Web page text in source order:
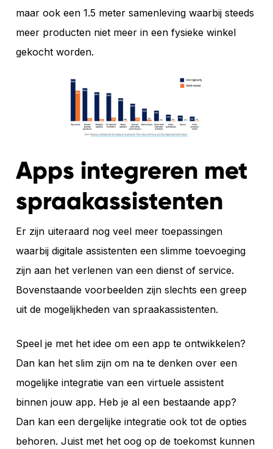
maar ook een 1.5 meter samenleving waarbij steeds
meer producten niet meer in een fysieke winkel
gekocht worden.
Apps integreren met
spraakassistenten
Er zijn uiteraard nog veel meer toepassingen
waarbij digitale assistenten een slimme toevoeging
zijn aan het verlenen van een dienst of service.
Bovenstaande voorbeelden zijn slechts een greep
uit de mogelijkheden van spraakassistenten.
Speel je met het idee om een app te ontwikkelen?
Dan kan het slim zijn om na te denken over een
mogelijke integratie van een virtuele assistent
binnen jouw app. Heb je al een bestaande app?
Dan kan een dergelijke integratie ook tot de opties
behoren. Juist met het oog op de toekomst kunnen